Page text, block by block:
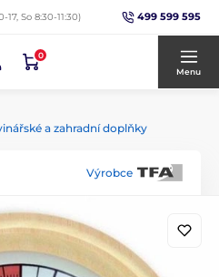
17, So 8:30-11:30) 499 599 595
0
Menu
a zahradní doplňky
Výrobce